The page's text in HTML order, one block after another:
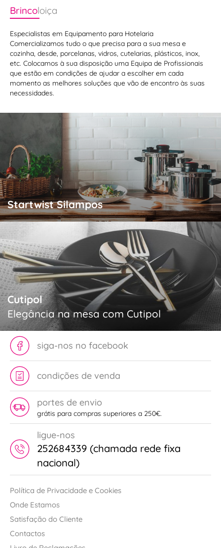
Brincoloiça
Especialistas em Equipamento para Hotelaria
Comercializamos tudo o que precisa para a sua mesa e
cozinha, desde, porcelanas, vidros, cutelarias, plásticos, inox,
etc. Colocamos à sua disposição uma Equipa de Profissionais
que estão em condições de ajudar a escolher em cada
momento as melhores soluções que vão de encontro às suas
necessidades.
Startwist Silampos
Cutipol
Elegância na mesa com Cutipol
siga-nos no facebook
condições de venda
portes de envio
grátis para compras superiores a 250€.
ligue-nos
252684339 (chamada rede fixa
nacional)
Política de Privacidade e Cookies
Onde Estamos
Satisfação do Cliente
Contactos